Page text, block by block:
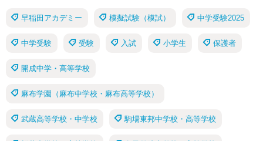
早稲田アカデミー 模擬試験（模試） 中学受験2025
中学受験 受験 入試 小学生 保護者
開成中学・高等学校
麻布学園（麻布中学校・麻布高等学校）
武蔵高等学校・中学校 駒場東邦中学校・高等学校